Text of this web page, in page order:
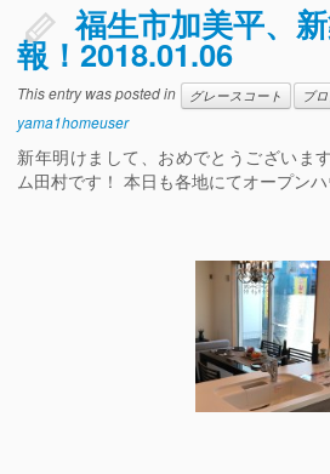
福生市加美平、
報！2018.01.06
This entry was posted in グレースコート ブ
yama1homeuser
新年明けまして、おめでとうございま
ム田村です！ 本日も各地にてオープン